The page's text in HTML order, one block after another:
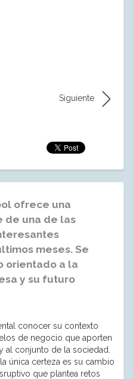
Siguiente
ofrece una
de una de las
meses. Se
orientado a la
y su futuro
conocer su contexto
de negocio que aporten
al conjunto de la sociedad.
única certeza es su cambio
que plantea retos